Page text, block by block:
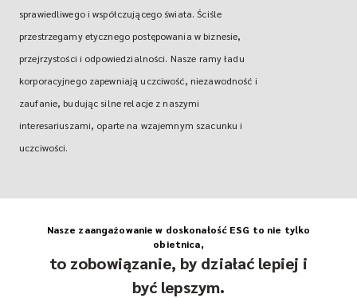
sprawiedliwego i współczującego świata. Ściśle
przestrzegamy etycznego postępowania w biznesie,
przejrzystości i odpowiedzialności. Nasze ramy ładu
korporacyjnego zapewniają uczciwość, niezawodność i
zaufanie, budując silne relacje z naszymi
interesariuszami, oparte na wzajemnym szacunku i
uczciwości.
Nasze zaangażowanie w doskonałość ESG to nie tylko
obietnica,
to zobowiązanie, by działać lepiej i
być lepszym.